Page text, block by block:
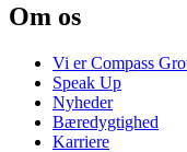
Om os
Vi er Compass
Speak Up
Nyheder
Bæredygtighed
Karriere